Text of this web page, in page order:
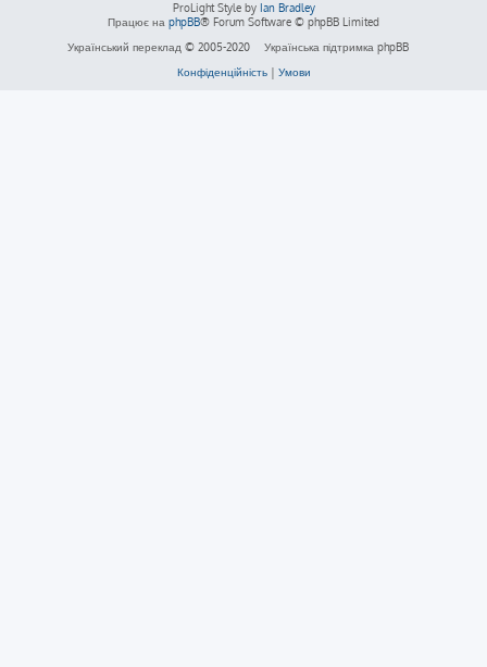
ProLight Style by Ian Bradley
Працює на phpBB® Forum Software © phpBB Limited
Український переклад © 2005-2020
Українська підтримка phpBB
Конфіденційність| Умови